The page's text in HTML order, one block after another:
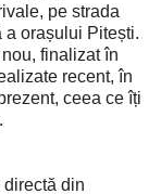
pe strada
orașului Pitești.
finalizat în
recent, în
ceea ce îți
directă din